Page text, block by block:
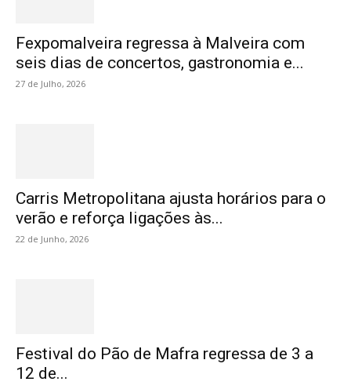
Fexpomalveira regressa à Malveira com
seis dias de concertos, gastronomia e...
27 de Julho, 2026
Carris Metropolitana ajusta horários para o
verão e reforça ligações às...
22 de Junho, 2026
Festival do Pão de Mafra regressa de 3 a
12 de...